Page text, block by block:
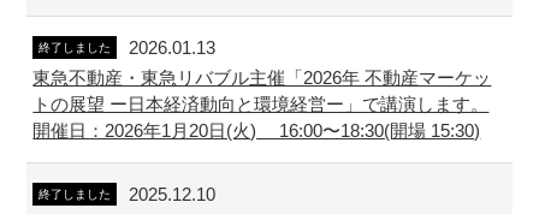
終了しました
2026.01.13
東急不動産・東急リバブル主催「2026年 不動産マーケッ
トの展望 ー日本経済動向と環境経営ー」で講演します。
開催日：2026年1月20日(火) 16:00〜18:30(開場 15:30)
終了しました
2025.12.10